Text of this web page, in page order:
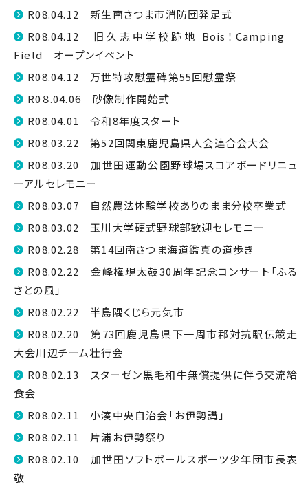
R08.04.12 新生南さつま市消防団発足式
R08.04.12 旧久志中学校跡地 Bois！Camping
Field オープンイベント
R08.04.12 万世特攻慰霊碑第55回慰霊祭
R0８.04.06 砂像制作開始式
R08.04.01 令和8年度スタート
R08.03.22 第52回関東鹿児島県人会連合会大会
R08.03.20 加世田運動公園野球場スコアボードリニュ
ーアルセレモニー
R08.03.07 自然農法体験学校ありのまま分校卒業式
R08.03.02 玉川大学硬式野球部歓迎セレモニー
R08.02.28 第14回南さつま海道鑑真の道歩き
R08.02.22 金峰権現太鼓30周年記念コンサート「ふる
さとの風」
R08.02.22 半島隅くじら元気市
R08.02.20 第73回鹿児島県下一周市郡対抗駅伝競走
大会川辺チーム壮行会
R08.02.13 スターゼン黒毛和牛無償提供に伴う交流給
食会
R08.02.11 小湊中央自治会「お伊勢講」
R08.02.11 片浦お伊勢祭り
R08.02.10 加世田ソフトボールスポーツ少年団市長表
敬